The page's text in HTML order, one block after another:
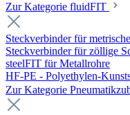
Zur Kategorie fluidFIT
Steckverbinder für
Steckverbinder für zöllige
steelFIT für Metallrohre
HF-PE - Polyethylen-
Zur Kategorie